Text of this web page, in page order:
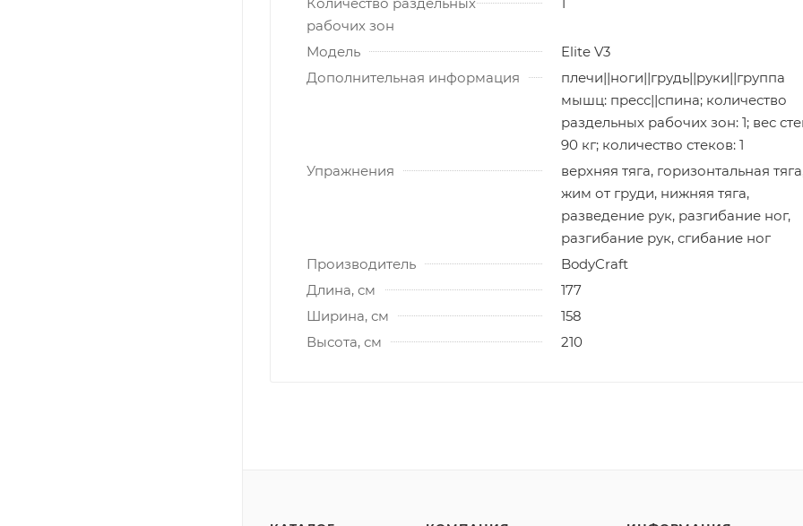
рабочих зон
Модель
Elite V3
Дополнительная информация
плечи||ноги||грудь||руки||группа
мышц: пресс||спина; количество
раздельных рабочих зон: 1; вес
90 кг; количество стеков: 1
Упражнения
верхняя тяга, горизонтальная
жим от груди, нижняя тяга,
разведение рук, разгибание ног,
разгибание рук, сгибание ног
Производитель
BodyCraft
Длина, см
177
Ширина, см
158
Высота, см
210